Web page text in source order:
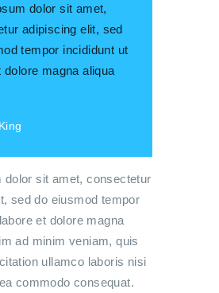
dolor sit amet,
adipiscing elit, sed
tempor incididunt ut
dolore magna aliqua
dolor sit amet, consectetur
sed do eiusmod tempor
et dolore magna
ad minim veniam, quis
ullamco laboris nisi
commodo consequat.